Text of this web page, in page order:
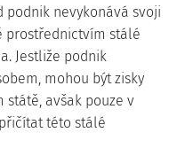
podnik nevykonává svoji
prostřednictvím stálé
Jestliže podnik
mohou být zisky
státě, avšak pouze v
této stálé